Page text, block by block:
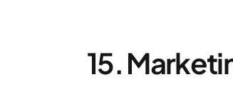
15.